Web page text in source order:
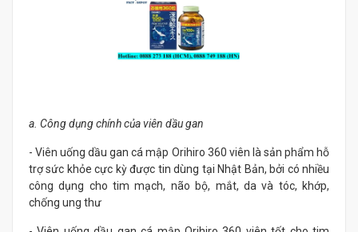
a. Công dụng chính của viên dầu gan
- Viên uống dầu gan cá mập Orihiro 360 viên là sản phẩm hỗ
trợ sức khỏe cực kỳ được tin dùng tại Nhật Bản, bởi có nhiều
công dụng cho tim mạch, não bộ, mắt, da và tóc, khớp,
chống ung thư